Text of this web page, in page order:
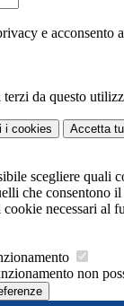
e acconsento
da questo
i cookies Accetta
scegliere quali
che consentono
necessari al
non